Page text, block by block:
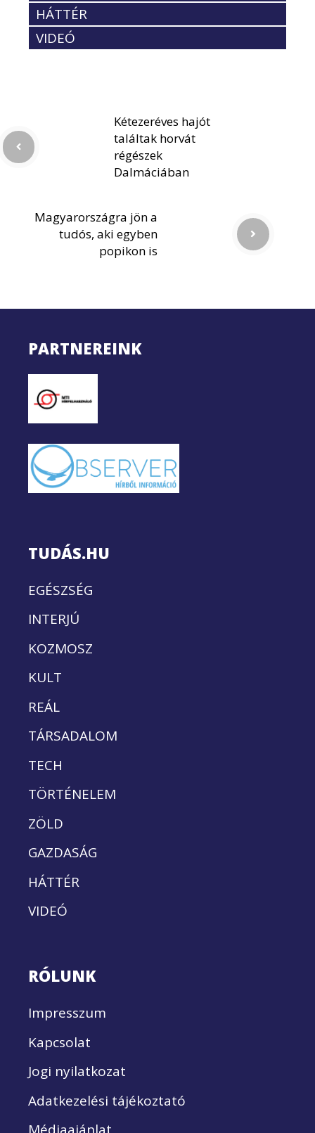
HÁTTÉR
VIDEÓ
Kétezeréves hajót
találtak horvát
régészek
Dalmáciában
Magyarországra jön a
tudós, aki egyben
popikon is
PARTNEREINK
TUDÁS.HU
EGÉSZSÉG
INTERJÚ
KOZMOSZ
KULT
REÁL
TÁRSADALOM
TECH
TÖRTÉNELEM
ZÖLD
GAZDASÁG
HÁTTÉR
VIDEÓ
RÓLUNK
Impresszum
Kapcsolat
Jogi nyilatkozat
Adatkezelési tájékoztató